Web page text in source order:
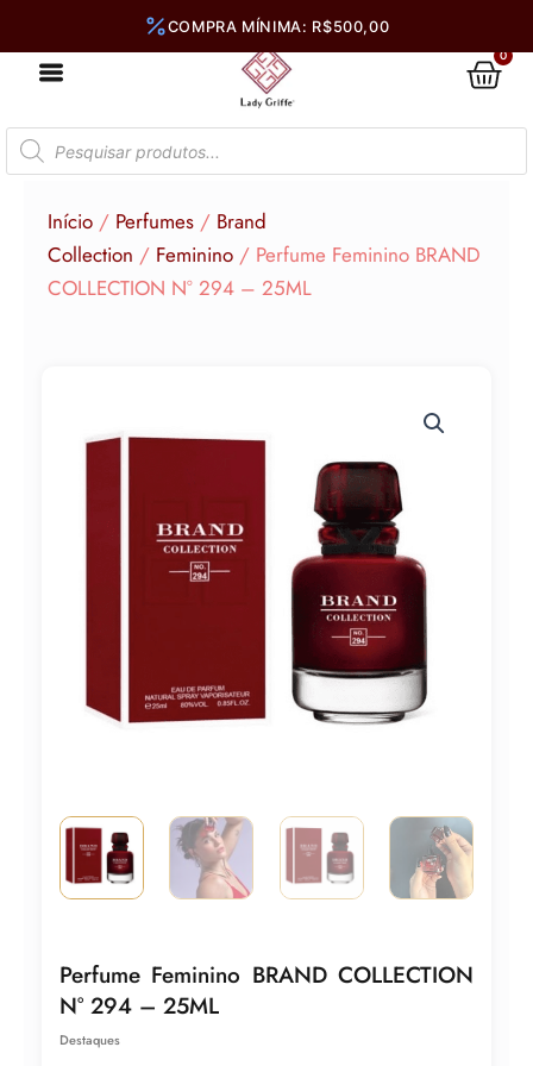
0
Pesquisar
produtos
Início / Perfumes / Brand
Collection / Feminino / Perfume Feminino BRAND
COLLECTION N° 294 – 25ML
Perfume Feminino BRAND COLLECTION
N° 294 – 25ML
Destaques